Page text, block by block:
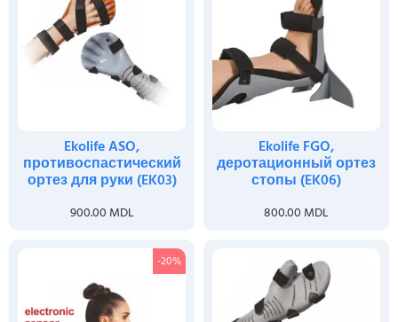
Ekolife ASO,
противоспастический
ортез для руки (EK03)
900.00 MDL
Ekolife FGO,
деротационный ортез
стопы (EK06)
800.00 MDL
-20%